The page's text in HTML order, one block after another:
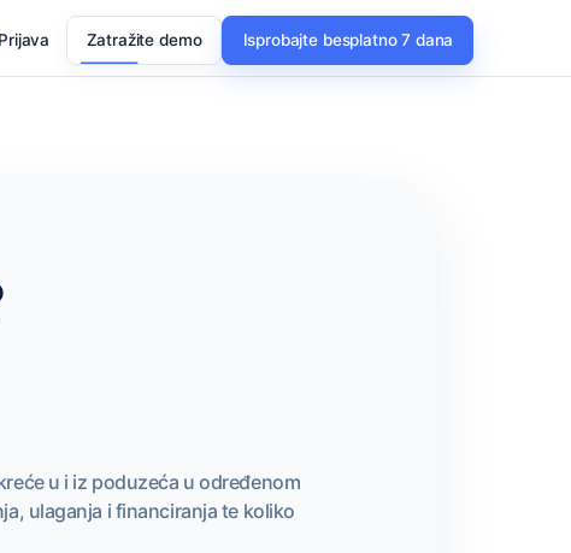
Prijava Zatražite demo Isprobajte besplatno 7 dana
u i iz poduzeća u određenom
ulaganja i financiranja te koliko